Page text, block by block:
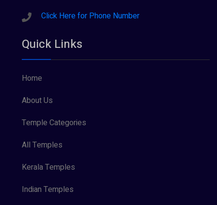
Click Here for Phone Number
Quick Links
Home
About Us
Temple Categories
All Temples
Kerala Temples
Indian Temples